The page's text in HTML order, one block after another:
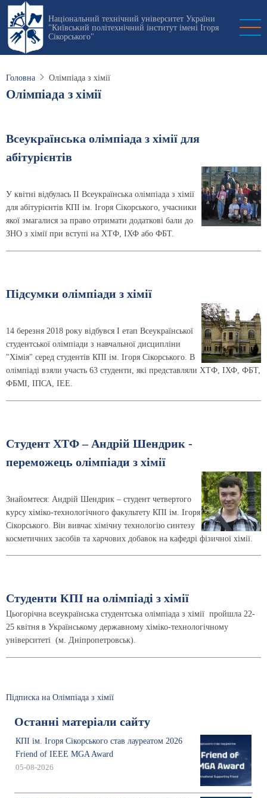
Перейти
основного
вмісту
Національний технічний університет України
"Київський політехнічний інститут імені Ігоря
Сікорського"
Головна Олімпіада з хімії
Олімпіада з хімії
Всеукраїнська олімпіада з хімії для
абітурієнтів
У квітні відбулась ІІ Всеукраїнська олімпіада з хімії
для абітурієнтів КПІ ім. Ігоря Сікорського, учасники
якої змагалися за право отримати додаткові бали до
ЗНО з хімії при вступі на ХТФ, ІХФ або ФБТ.
Підсумки олімпіади з хімії
14 березня 2018 року відбувся І етап Всеукраїнської
студентської олімпіади з навчальної дисципліни
"Хімія" серед студентів КПІ ім. Ігоря Сікорського. В
олімпіаді взяли участь 63 студенти, які представляли ХТФ, ІХФ, ФБТ,
ФБМІ, ІПСА, ІЕЕ.
Студент ХТФ – Андрій Шендрик -
переможець олімпіади з хімії
Знайомтеся: Андрій Шендрик – студент четвертого
курсу хіміко-технологічного факультету КПІ ім. Ігоря
Сікорського. Він вивчає хімічну технологію синтезу
косметичних засобів та харчових добавок на кафедрі фізичної хімії.
Студенти КПІ на олімпіаді з хімії
Цьогорічна всеукраїнська студентська олімпіада з хімії пройшла 22-
25 квітня в Українському державному хіміко-технологічному
університеті (м. Дніпропетровськ).
Підписка на Олімпіада з хімії
Останні матеріали сайту
КПІ ім. Ігоря Сікорського став лауреатом 2026
Friend of IEEE MGA Award
05-08-2026